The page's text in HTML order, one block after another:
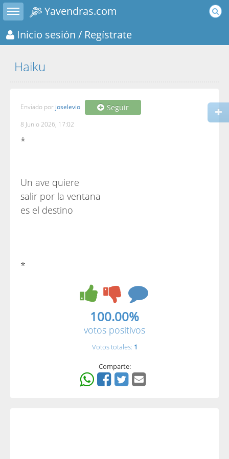
Toggle sidebar
Yavendras.com
Inicio sesión / Regístrate
Haiku
Enviado por joselevio Seguir
8 Junio 2026, 17:02
*
Un ave quiere
salir por la ventana
es el destino
*
100.00%
votos positivos
Votos totales: 1
Comparte: